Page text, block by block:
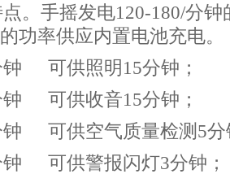
。手摇发电120-180/分
功率供应内置电池充电。
钟 可供照明15分钟；
钟 可供收音15分钟；
钟 可供空气质量检测5分
钟 可供警报闪灯3分钟；